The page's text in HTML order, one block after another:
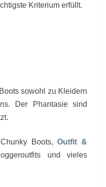
Kriterium erfüllt.
sowohl zu Kleidern
Der Phantasie sind
Boots,Outfit &
und vieles